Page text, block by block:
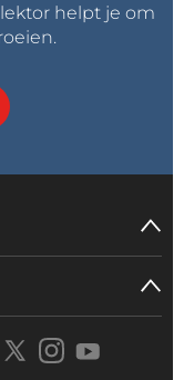
helpt je om